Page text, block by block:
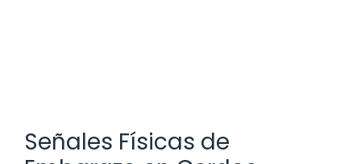
Señales Físicas de